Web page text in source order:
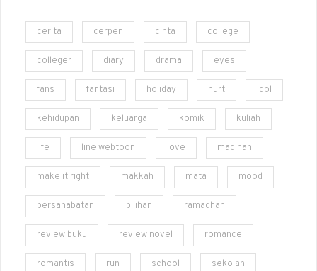
cerita cerpen cinta college
colleger diary drama eyes
fans fantasi holiday hurt idol
kehidupan keluarga komik kuliah
life line webtoon love madinah
make it right makkah mata mood
persahabatan pilihan ramadhan
review buku review novel romance
romantis run school sekolah